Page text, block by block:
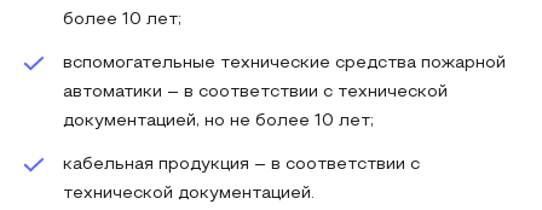
более 10 лет;
вспомогательные технические средства пожарной
автоматики – в соответствии с технической
документацией, но не более 10 лет;
кабельная продукция – в соответствии с
технической документацией.